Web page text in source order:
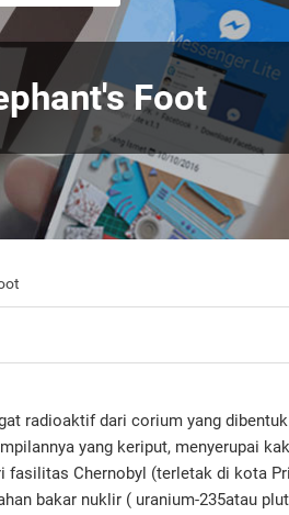
Foot
radioaktif dari corium yang
yang keriput, menyerupai
fasilitas Chernobyl (terletak di kota
bakar nuklir ( uranium-235atau